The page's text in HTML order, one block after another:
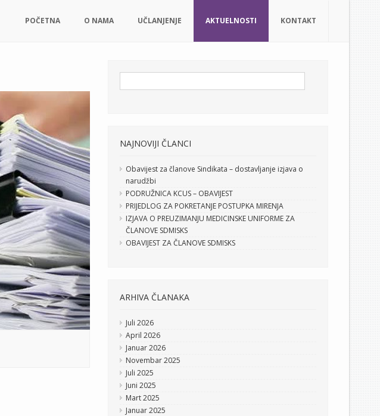
POČETNA O NAMA UČLANJENJE AKTUELNOSTI KONTAKT
NAJNOVIJI ČLANCI
Obavijest za članove Sindikata – dostavljanje izjava o
narudžbi
PODRUŽNICA KCUS – OBAVIJEST
PRIJEDLOG ZA POKRETANJE POSTUPKA MIRENJA
IZJAVA O PREUZIMANJU MEDICINSKE UNIFORME ZA
ČLANOVE SDMISKS
OBAVIJEST ZA ČLANOVE SDMISKS
ARHIVA ČLANAKA
Juli 2026
April 2026
Januar 2026
Novembar 2025
Juli 2025
Juni 2025
Mart 2025
Januar 2025